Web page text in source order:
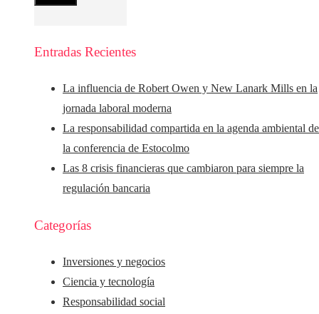
Entradas Recientes
La influencia de Robert Owen y New Lanark Mills en la
jornada laboral moderna
La responsabilidad compartida en la agenda ambiental
la conferencia de Estocolmo
Las 8 crisis financieras que cambiaron para siempre la
regulación bancaria
Categorías
Inversiones y negocios
Ciencia y tecnología
Responsabilidad social